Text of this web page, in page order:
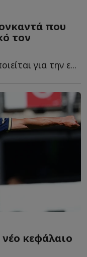
που
τον
για την ε...
κεφάλαιο